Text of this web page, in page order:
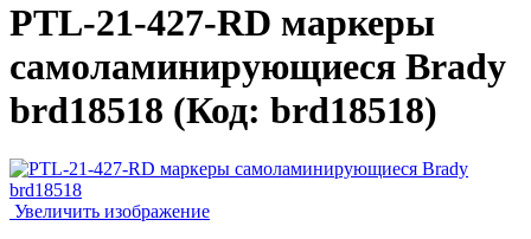
PTL-21-427-RD маркеры
самоламинирующиеся Brady
brd18518 (Код: brd18518)
Увеличить изображение